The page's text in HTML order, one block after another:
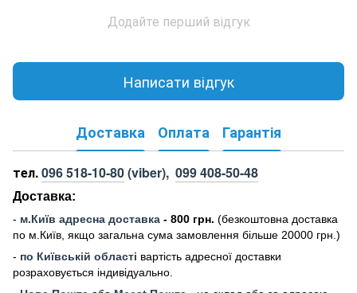
Додайте перший відгук
Написати відгук
Доставка Оплата Гарантія
тел.096 518-10-80(viber), 099 408-50-48
Доставка:
- м.Київ адресна доставка - 800 грн. (безкоштовна доставка
по м.Київ, якщо загальна сума замовлення більше 20000 грн.)
- по Київській області вартість адресної доставки
розраховується індивідуально.